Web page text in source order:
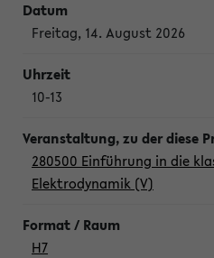
Freitag, 14. August 2026
10-13
280500 Einführung in die
Elektrodynamik (V)
H7